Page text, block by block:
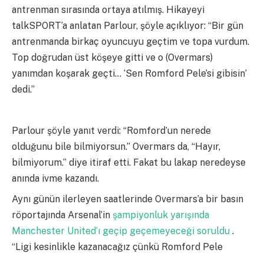
antrenman sırasında ortaya atılmış. Hikayeyi
talkSPORT’a anlatan Parlour, şöyle açıklıyor: “Bir gün
antrenmanda birkaç oyuncuyu geçtim ve topa vurdum.
Top doğrudan üst köşeye gitti ve o (Overmars)
yanımdan koşarak geçti… ‘Sen Romford Pele’si gibisin’
dedi.”
Parlour şöyle yanıt verdi: “Romford’un nerede
olduğunu bile bilmiyorsun.” Overmars da, “Hayır,
bilmiyorum.” diye itiraf etti. Fakat bu lakap neredeyse
anında ivme kazandı.
Aynı günün ilerleyen saatlerinde Overmars’a bir basın
röportajında Arsenal’in şampiyonluk yarışında
Manchester United’ı geçip geçemeyeceği soruldu .
“Ligi kesinlikle kazanacağız çünkü Romford Pele